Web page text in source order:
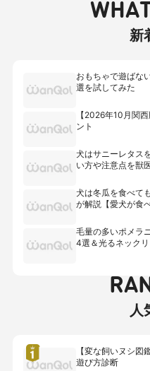
新
おもちゃで遊ばな
選を試してみた
【2026年10月関
ント
犬はサニーレタス
い方や注意点を獣
犬は冬瓜を食べて
が解説【愛犬が食
毛量の多いポメラ
4選＆光るネック
人
【変な飼いヌシ
遊び方診断